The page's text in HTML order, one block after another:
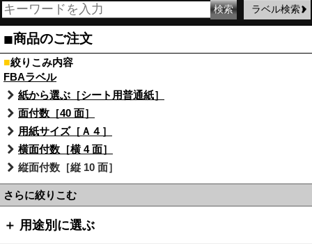
ラベル検索
■商品のご注文
■絞りこみ内容
FBAラベル
紙から選ぶ［シート用普通紙］
面付数［40 面］
用紙サイズ［Ａ４］
横面付数［横 4 面］
縦面付数［縦 10 面］
さらに絞りこむ
＋ 用途別に選ぶ